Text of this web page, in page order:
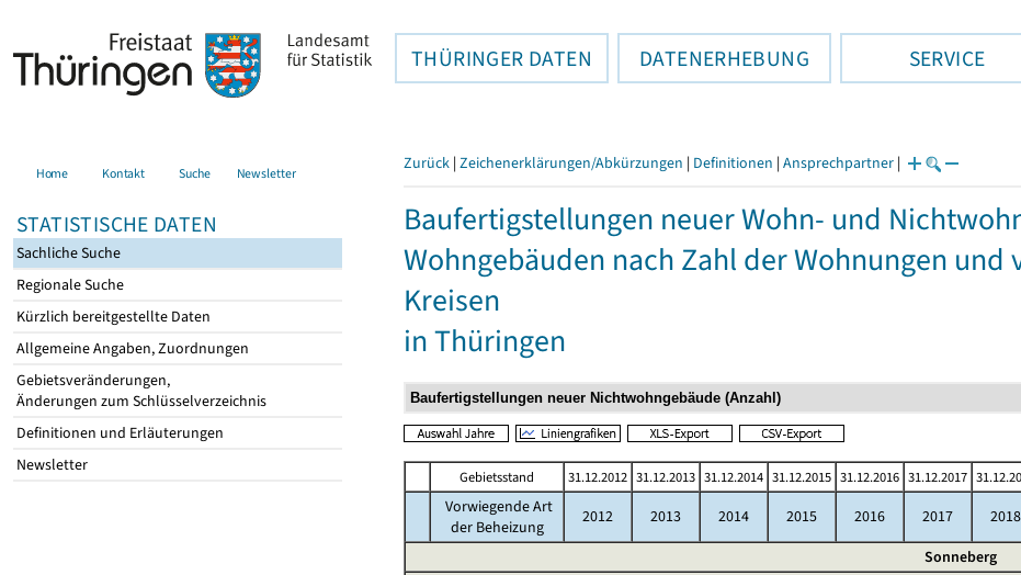
THÜRINGER DATEN DATENERHEBUNG SERVICE
Home Kontakt Suche Newsletter
STATISTISCHE DATEN
Sachliche Suche
Regionale Suche
Kürzlich bereitgestellte Daten
Allgemeine Angaben, Zuordnungen
Gebietsveränderungen,
Änderungen zum Schlüsselverzeichnis
Definitionen und Erläuterungen
Newsletter
Zurück | Zeichenerklärungen/Abkürzungen | Definitionen | Ansprechpartner |
Baufertigstellungen neuer Wohn- und
Wohngebäuden nach Zahl der Wohnungen
Kreisen
in Thüringen
Gebietsstand 31.12.2012 31.12.2013 31.12.2014 31.12.2015 31.12.2016 31.12.2017
Vorwiegende Art
der Beheizung
2012 2013 2014 2015 2016 2017 2018
Sonneberg